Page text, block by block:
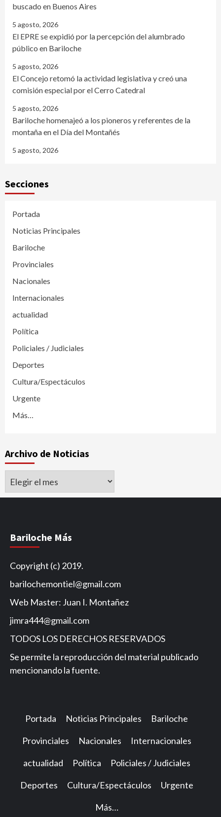
buscado en Buenos Aires
5 agosto, 2026
El EPRE se expidió por la percepción del alumbrado
público en Bariloche
5 agosto, 2026
El Concejo retomó la actividad legislativa y creó una
comisión especial por el Cerro Catedral
5 agosto, 2026
Bariloche homenajeó a los pioneros y referentes de la
montaña en el Día del Montañés
5 agosto, 2026
Secciones
Portada
Noticias Principales
Bariloche
Provinciales
Nacionales
Internacionales
actualidad
Política
Policiales / Judiciales
Deportes
Cultura/Espectáculos
Urgente
Más…
Archivo de Noticias
Archivo
de
Bariloche Más
Copyright (c) 2019.
barilochemontiel@gmail.com
Web Master: Juan I. Montañez
jimra444@gmail.com
TODOS LOS DERECHOS RESERVADOS
Se permite la reproducción del material publicado
mencionando la fuente.
Portada Noticias Principales Bariloche
Provinciales Nacionales Internacionales
actualidad Política Policiales / Judiciales
Deportes Cultura/Espectáculos Urgente
Más…